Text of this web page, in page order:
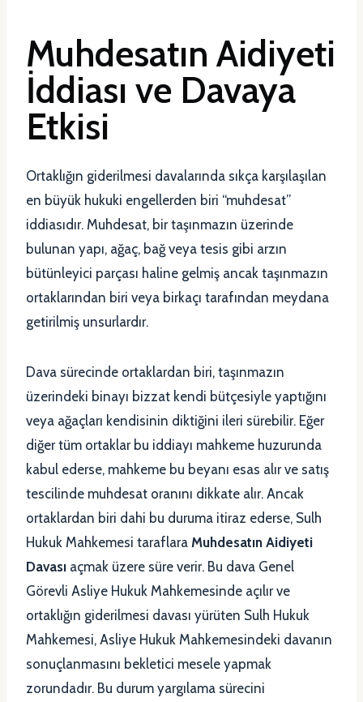
Muhdesatın Aidiyeti
İddiası ve Davaya
Etkisi
Ortaklığın giderilmesi davalarında sıkça karşılaşılan
en büyük hukuki engellerden biri “muhdesat”
iddiasıdır. Muhdesat, bir taşınmazın üzerinde
bulunan yapı, ağaç, bağ veya tesis gibi arzın
bütünleyici parçası haline gelmiş ancak taşınmazın
ortaklarından biri veya birkaçı tarafından meydana
getirilmiş unsurlardır.
Dava sürecinde ortaklardan biri, taşınmazın
üzerindeki binayı bizzat kendi bütçesiyle yaptığını
veya ağaçları kendisinin diktiğini ileri sürebilir. Eğer
diğer tüm ortaklar bu iddiayı mahkeme huzurunda
kabul ederse, mahkeme bu beyanı esas alır ve satış
tescilinde muhdesat oranını dikkate alır. Ancak
ortaklardan biri dahi bu duruma itiraz ederse, Sulh
Hukuk Mahkemesi taraflara Muhdesatın Aidiyeti
Davası açmak üzere süre verir. Bu dava Genel
Görevli Asliye Hukuk Mahkemesinde açılır ve
ortaklığın giderilmesi davası yürüten Sulh Hukuk
Mahkemesi, Asliye Hukuk Mahkemesindeki davanın
sonuçlanmasını bekletici mesele yapmak
zorundadır. Bu durum yargılama sürecini